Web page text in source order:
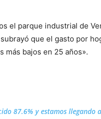
el parque industrial de
que el gasto por
más bajos en 25 años».
87.6% y estamos